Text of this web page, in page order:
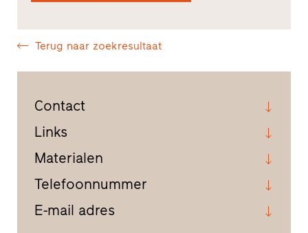
Terug naar zoekresultaat
Contact
Links
Materialen
Telefoonnummer
E-mail adres